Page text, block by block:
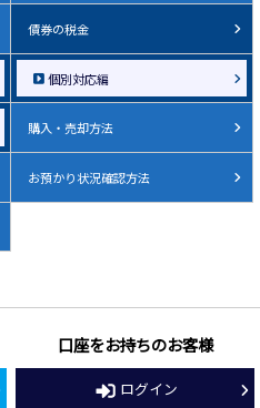
債券の税金
個別対応編
購入・売却方法
お預かり状況確認方法
口座をお持ちのお客様
ログイン